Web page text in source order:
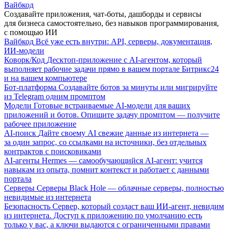
Вайбкод
Создавайте приложения, чат-боты, дашборды и сервисы
для бизнеса самостоятельно, без навыков программирования,
с помощью ИИ
Вайбкод Всё уже есть внутри: API, серверы, документация,
ИИ-модели
Коворк/Код Десктоп-приложение с AI-агентом, который
выполняет рабочие задачи прямо в вашем портале Битрикс24
и на вашем компьютере
Бот-платформа Создавайте ботов за минуты или мигрируйте
из Telegram одним промптом
Модели Готовые встраиваемые AI-модели для ваших
приложений и ботов. Опишите задачу промптом — получите
рабочее приложение
AI-поиск Дайте своему AI свежие данные из интернета —
за один запрос, со ссылками на источники, без отдельных
контрактов с поисковиками
AI-агенты Hermes — самообучающийся AI-агент: учится
навыкам из опыта, помнит контекст и работает с данными
портала
Серверы Серверы Black Hole — облачные серверы, полностью
невидимые из интернета
Безопасность Сервер, который создаст ваш ИИ-агент, невидим
из интернета. Доступ к приложению по умолчанию есть
только у вас, а ключи выдаются с ограниченными правами